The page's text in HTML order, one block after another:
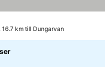
16.7 km till Dungarvan